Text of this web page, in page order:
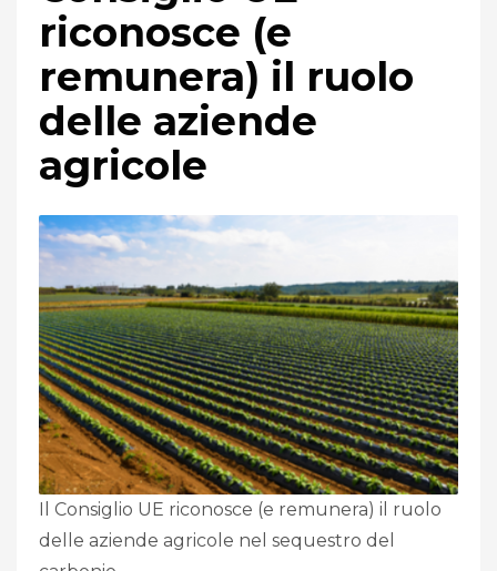
riconosce (e
remunera) il ruolo
delle aziende
agricole
Il Consiglio UE riconosce (e remunera) il ruolo
delle aziende agricole nel sequestro del